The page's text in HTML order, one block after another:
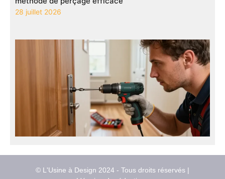
28 juillet 2026
© L'Usine à Design 2024 - Tous droits réservés |